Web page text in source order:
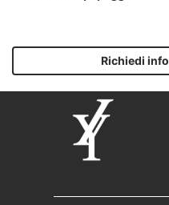
Richiedi info